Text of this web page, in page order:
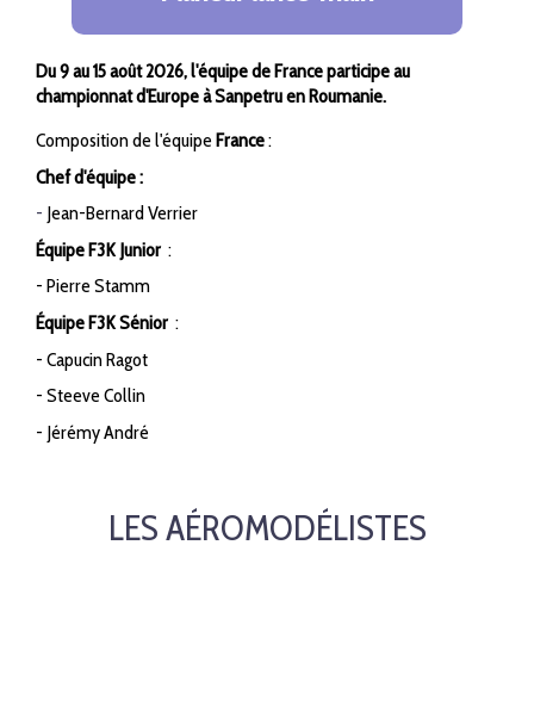
Du 9 au 15 août 2026,l'équipe de France participe au
championnat d'Europe à Sanpetru en Roumanie.
Composition de l'équipe France:
Chef d'équipe :
- Jean-Bernard Verrier
Équipe F3K Junior :
- Pierre Stamm
Équipe F3K Sénior :
- Capucin Ragot
- Steeve Collin
- Jérémy André
LES AÉROMODÉLISTES